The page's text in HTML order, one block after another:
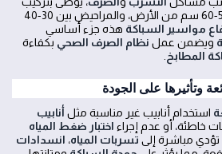
مواسير المغاسل بارتفاع 50-60 سم من الأرض، والمراحيض بين 30-40
مواسير السباكة هذه جزء أساسي
ويضمن عمل نظام الصرف الصحي بكفاءة
المطابخ
وتأثيرها على الجودة
استخدام أنابيب غير مناسبة مثل أنابيب
خاطئة، أو عدم إجراء اختبار ضغط المياه
مباشرة إلى تسربات المياه، انسدادات